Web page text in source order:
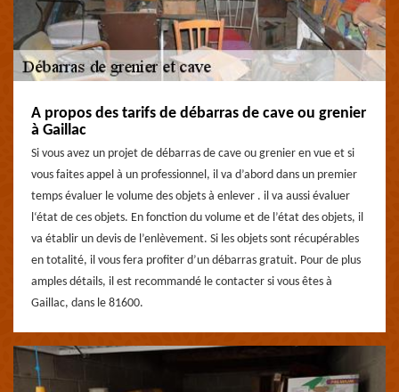
A propos des tarifs de débarras de cave ou grenier
à Gaillac
Si vous avez un projet de débarras de cave ou grenier en vue et si
vous faites appel à un professionnel, il va d’abord dans un premier
temps évaluer le volume des objets à enlever . il va aussi évaluer
l‘état de ces objets. En fonction du volume et de l’état des objets, il
va établir un devis de l’enlèvement. Si les objets sont récupérables
en totalité, il vous fera profiter d’un débarras gratuit. Pour de plus
amples détails, il est recommandé le contacter si vous êtes à
Gaillac, dans le 81600.